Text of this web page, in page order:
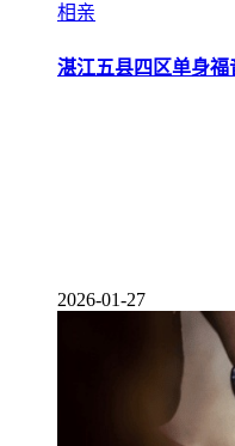
相亲
湛江五县四区单身
2026-01-27